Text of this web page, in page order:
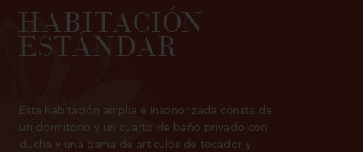
HABITACIÓN
ESTÁNDAR
Esta habitación amplia e insonorizada consta de
un dormitorio y un cuarto de baño privado con
ducha y una gama de artículos de tocador y